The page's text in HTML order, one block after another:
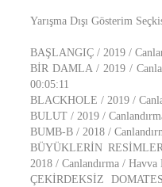
Yarışma Dışı Gösterim
BAŞLANGIÇ / 2019 /
BİR DAMLA / 2019 /
00:05:11
BLACKHOLE / 2019 /
BULUT / 2019 /
BUMB-B / 2018 /
BÜYÜKLERİN
2018 / Canlandırma /
ÇEKİRDEKSİZ